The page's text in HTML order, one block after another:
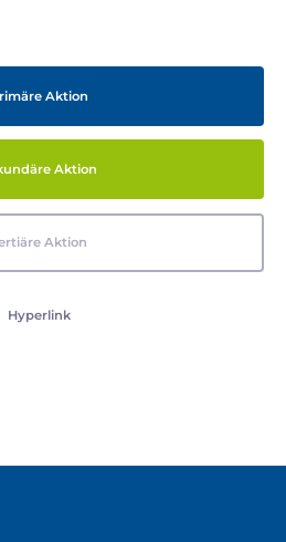
Aktion
Aktion
Aktion
Hyperlink